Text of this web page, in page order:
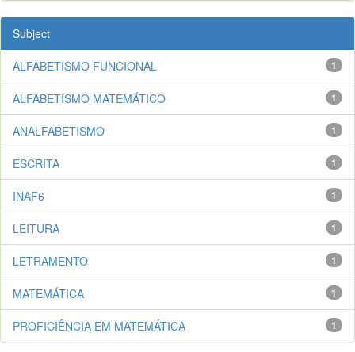
Subject
1
ALFABETISMO FUNCIONAL
1
ALFABETISMO MATEMÁTICO
1
ANALFABETISMO
1
ESCRITA
1
INAF6
1
LEITURA
1
LETRAMENTO
1
MATEMÁTICA
1
PROFICIÊNCIA EM MATEMÁTICA